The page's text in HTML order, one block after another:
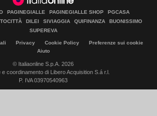
PAGINEGIALLE PAGINEGIALLE SHOP
PGCASA
DILEI SIVIAGGIA QUIFINANZA
BUONISSIMO
SUPEREVA
Privacy Cookie Policy
Preferenze sui cookie
Aiuto
© Italiaonline S.p.A. 2026
e coordinamento di Libero Acquisition S.á r.l.
P. IVA 03970540963